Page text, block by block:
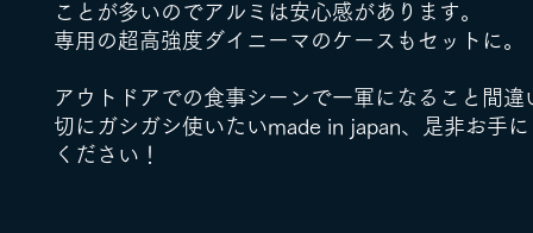
ことが多いのでアルミは安心感があります。
専用の超高強度ダイニーマのケースもセットに。
アウトドアでの食事シーンで一軍になること間違
切にガシガシ使いたいmade in japan、是非お手
ください！